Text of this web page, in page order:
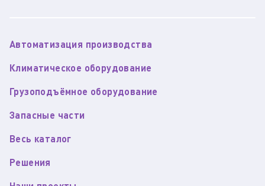
Автоматизация производства
Климатическое оборудование
Грузоподъёмное оборудование
Запасные части
Весь каталог
Решения